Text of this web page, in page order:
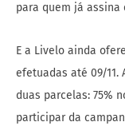
para quem já assina
E a Livelo ainda
efetuadas até 09/
duas parcelas: 75%
participar da